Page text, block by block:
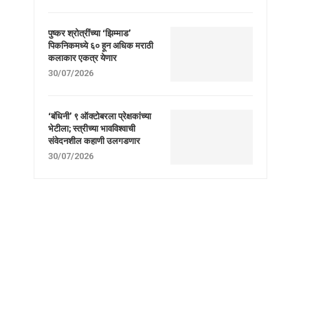
पुष्कर श्रोत्रींच्या ‘झिम्माड’
पिकनिकमध्ये ६० हून अधिक मराठी
कलाकार एकत्र येणार
30/07/2026
‘बंधिनी’ ९ ऑक्टोबरला प्रेक्षकांच्या
भेटीला; स्त्रीच्या भावविश्वाची
संवेदनशील कहाणी उलगडणार
30/07/2026